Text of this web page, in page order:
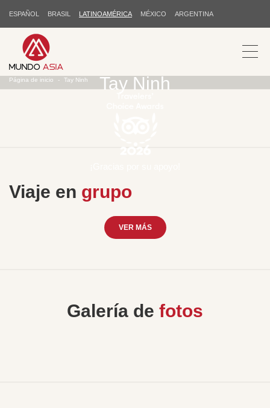
ESPAÑOL BRASIL LATINOAMÉRICA MÉXICO ARGENTINA
Tay Ninh
Página de inicio Tay Ninh
Viaje en grupo
VER MÁS
Galería de fotos